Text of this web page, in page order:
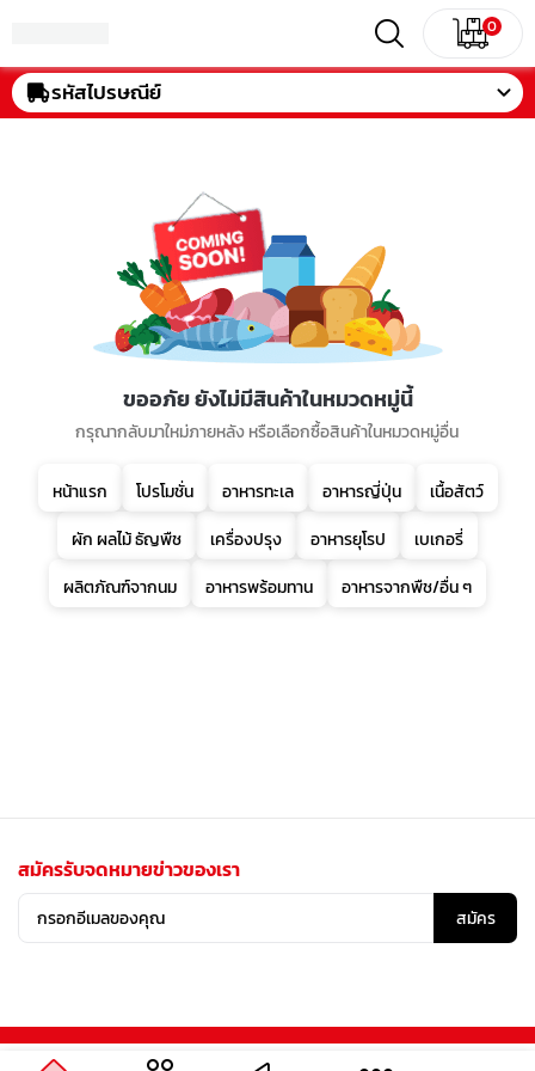
0
รหัสไปรษณีย์
ขออภัย ยังไม่มีสินค้าในหมวดหมู่นี้
กรุณากลับมาใหม่ภายหลัง หรือเลือกซื้อสินค้าในหมวดหมู่อื่น
หน้าแรก โปรโมชั่น อาหารทะเล อาหารญี่ปุ่น
เนื้อสัตว์
ผัก ผลไม้ ธัญพืช
เครื่องปรุง อาหารยุโรป
เบเกอรี่
ผลิตภัณฑ์จากนม
อาหารพร้อมทาน อาหารจากพืช/อื่น ๆ
สมัครรับจดหมายข่าวของเรา
สมัคร